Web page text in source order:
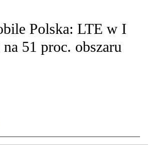
Polska: LTE w I
51 proc. obszaru